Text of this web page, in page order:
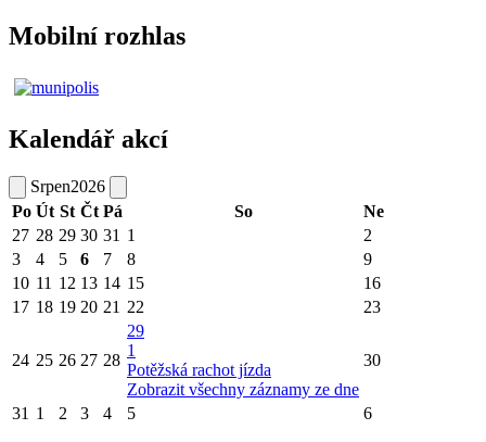
Mobilní rozhlas
Kalendář akcí
Srpen2026
Po Út St Čt Pá So
Ne
27 28 29 30 31 1
2
3
4 5 6 7 8
9
10 11 12 13 14 15
16
17 18 19 20 21 22 23
24 25 26 27 28
29
1
Potěžská rachot jízda
Zobrazit všechny záznamy ze dne
30
31 1 2 3 4 5 6